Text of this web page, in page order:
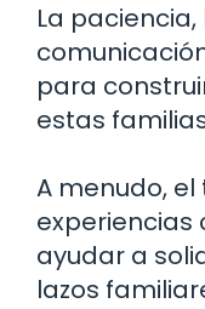
La
para
estas
A menudo,
ayudar a
lazos